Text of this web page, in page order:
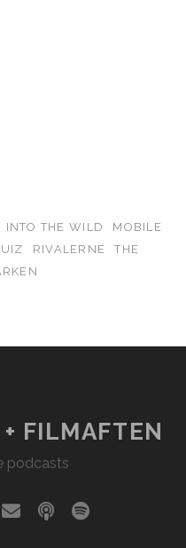
INTO THE WILD
MOBILE
RIVALERNE
THE
FILMAFTEN
podcasts
emailpodcastspotify